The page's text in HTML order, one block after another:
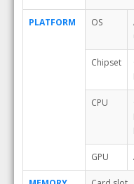
PLATFORM OS
Chipset
CPU
GPU